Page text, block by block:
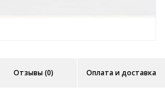
Отзывы (0) Оплата и доставка